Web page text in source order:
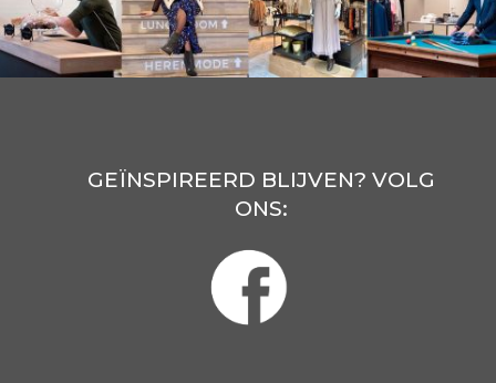
GEÏNSPIREERD BLIJVEN? VOLG
ONS: